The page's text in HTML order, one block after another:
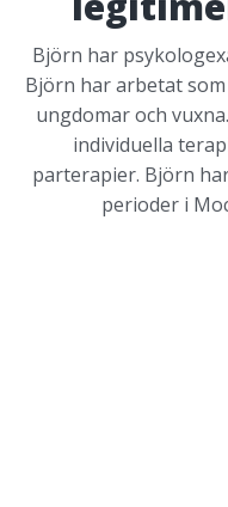
Björn har
Björn har arbetat
ungdomar och
individuella
parterapier. Björn
perioder i